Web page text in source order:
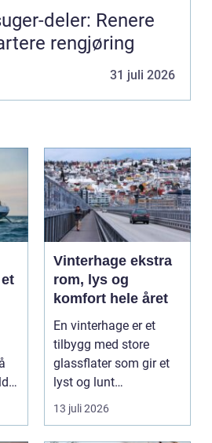
deler: Renere
rengjøring
31 juli 2026
Vinterhage ekstra
rom, lys og
komfort hele året
En vinterhage er et
tilbygg med store
glassflater som gir et
lyst og lunt
oppholdsrom nær
hagen, ogs...
13 juli 2026